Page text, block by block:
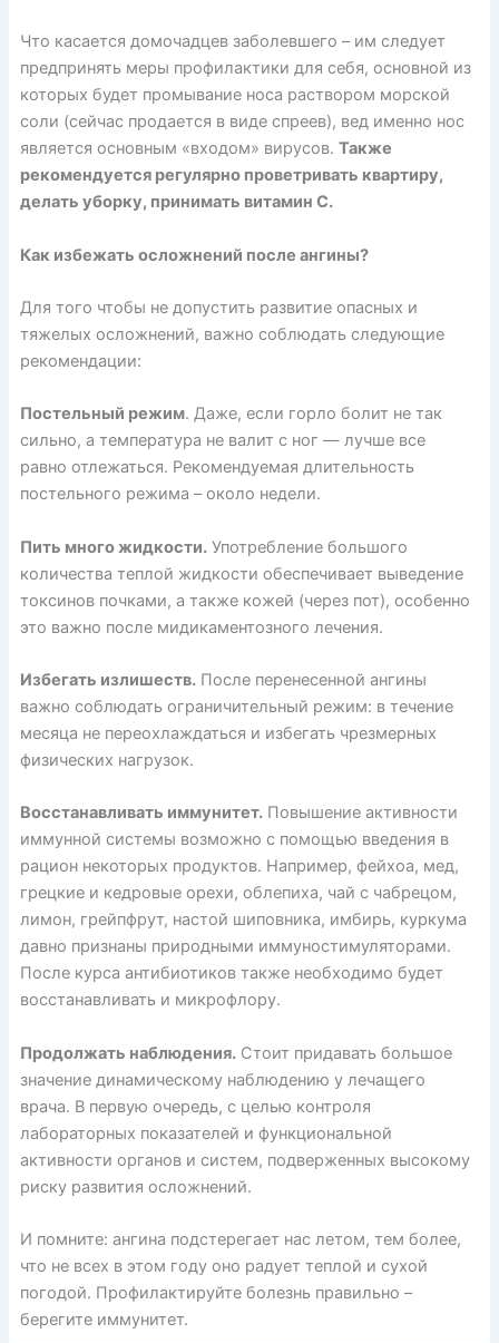
Что касается домочадцев заболевшего – им следует
предпринять меры профилактики для себя, основной из
которых будет промывание носа раствором морской
соли (сейчас продается в виде спреев), вед именно нос
является основным «входом» вирусов. Также
рекомендуется регулярно проветривать квартиру,
делать уборку, принимать витамин C.
Как избежать осложнений после ангины?
Для того чтобы не допустить развитие опасных и
тяжелых осложнений, важно соблюдать следующие
рекомендации:
Постельный режим. Даже, если горло болит не так
сильно, а температура не валит с ног — лучше все
равно отлежаться. Рекомендуемая длительность
постельного режима – около недели.
Пить много жидкости.Употребление большого
количества теплой жидкости обеспечивает выведение
токсинов почками, а также кожей (через пот), особенно
это важно после мидикаментозного лечения.
Избегать излишеств.После перенесенной ангины
важно соблюдать ограничительный режим: в течение
месяца не переохлаждаться и избегать чрезмерных
физических нагрузок.
Восстанавливать иммунитет.Повышение активности
иммунной системы возможно с помощью введения в
рацион некоторых продуктов. Например, фейхоа, мед,
грецкие и кедровые орехи, облепиха, чай с чабрецом,
лимон, грейпфрут, настой шиповника, имбирь, куркума
давно признаны природными иммуностимуляторами.
После курса антибиотиков также необходимо будет
восстанавливать и микрофлору.
Продолжать наблюдения.Стоит придавать большое
значение динамическому наблюдению у лечащего
врача. В первую очередь, с целью контроля
лабораторных показателей и функциональной
активности органов и систем, подверженных высокому
риску развития осложнений.
И помните: ангина подстерегает нас летом, тем более,
что не всех в этом году оно радует теплой и сухой
погодой. Профилактируйте болезнь правильно –
берегите иммунитет.